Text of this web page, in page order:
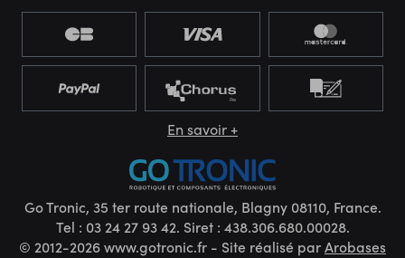
En savoir +
Go Tronic, 35 ter route nationale, Blagny 08110, France.
Tel : 03 24 27 93 42. Siret : 438.306.680.00028.
© 2012-2026 www.gotronic.fr - Site réalisé parArobases